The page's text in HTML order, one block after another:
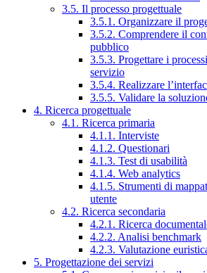
3.5. Il processo progettuale
3.5.1. Organizzare il
3.5.2. Comprendere il
pubblico
3.5.3. Progettare i
servizio
3.5.4. Realizzare
3.5.5. Validare la
4. Ricerca progettuale
4.1. Ricerca primaria
4.1.1. Interviste
4.1.2. Questionari
4.1.3. Test di usabilità
4.1.4. Web analytics
4.1.5. Strumenti di
utente
4.2. Ricerca secondaria
4.2.1. Ricerca
4.2.2. Analisi benchmark
4.2.3. Valutazione
5. Progettazione dei servizi